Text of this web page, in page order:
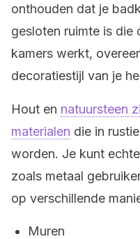
onthouden dat je
gesloten ruimte is die
kamers werkt,
decoratiestijl van je
Hout en natuursteen
materialen die in
worden. Je kunt
zoals metaal
op verschillende
Muren